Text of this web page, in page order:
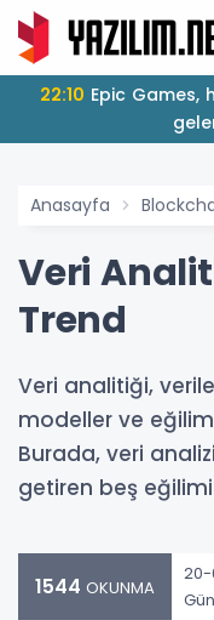
22:10
Anasayfa
Veri
Trend
Veri analitiği,
modeller ve
Burada, veri
getiren beş
1544 OKUNMA
20-